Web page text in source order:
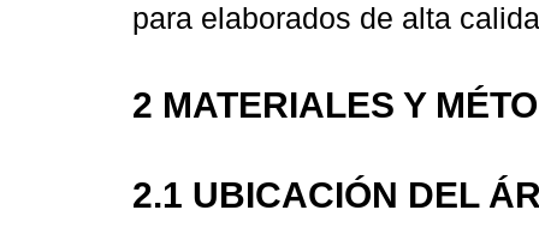
para elaborados de alta
2 MATERIALES Y
2.1 UBICACIÓN DEL